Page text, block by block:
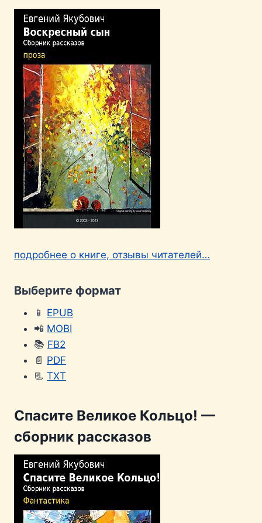
подробнее о книге, отзывы читателей…
Выберите формат
📱 EPUB
📲 MOBI
📚 FB2
📄 PDF
📃 TXT
Спасите Великое Кольцо! —
сборник рассказов